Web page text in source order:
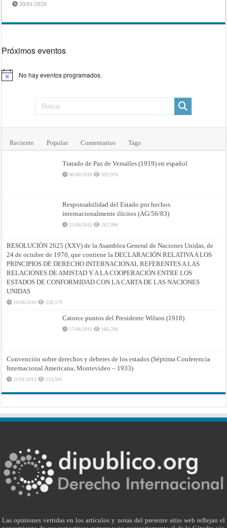
30/01/2020
Próximos eventos
Aviso No hay eventos programados.
Reciente Popular Comentarios Tags
Tratado de Paz de Versalles (1919) en español
06/06/2010 393,976
Responsabilidad del Estado por hechos
internacionalmente ilícitos (AG/56/83)
25/06/2010 262,996
RESOLUCIÓN 2625 (XXV) de la Asamblea General de Naciones Unidas, de
24 de octubre de 1970, que contiene la DECLARACIÓN RELATIVA A LOS
PRINCIPIOS DE DERECHO INTERNACIONAL REFERENTES A LAS
RELACIONES DE AMISTAD Y A LA COOPERACIÓN ENTRE LOS
ESTADOS DE CONFORMIDAD CON LA CARTA DE LAS NACIONES
UNIDAS
24/06/2010 238,579
Catorce puntos del Presidente Wilson (1918)
17/06/2010 166,769
Convención sobre derechos y deberes de los estados (Séptima Conferencia
Internacional Americana, Montevideo – 1933)
21/01/2013 123,595
Las opiniones vertidas en los artículos y notas del presente sitio web reflejan el